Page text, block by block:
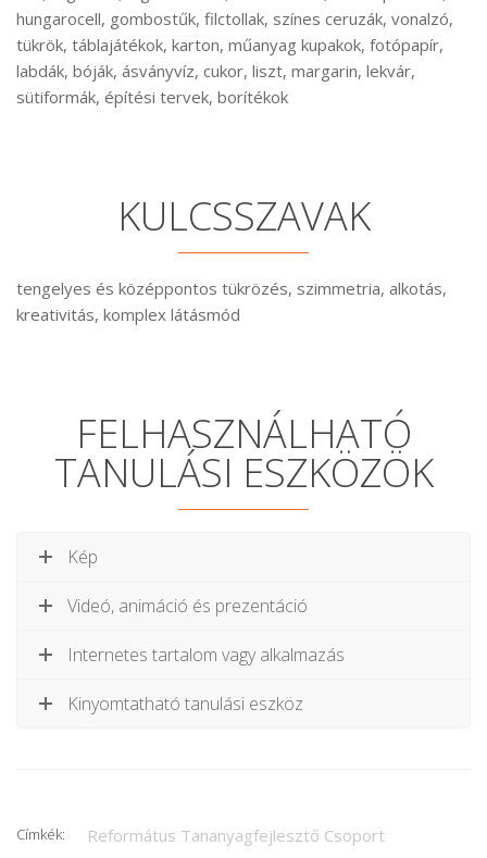
hungarocell, gombostűk, filctollak, színes ceruzák, vonalzó,
tükrök, táblajátékok, karton, műanyag kupakok, fotópapír,
labdák, bóják, ásványvíz, cukor, liszt, margarin, lekvár,
sütiformák, építési tervek, borítékok
KULCSSZAVAK
tengelyes és középpontos tükrözés, szimmetria, alkotás,
kreativitás, komplex látásmód
FELHASZNÁLHATÓ
TANULÁSI ESZKÖZÖK
Kép
Videó, animáció és prezentáció
Internetes tartalom vagy alkalmazás
Kinyomtatható tanulási eszköz
Címkék: Református Tananyagfejlesztő Csoport